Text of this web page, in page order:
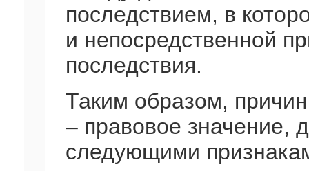
последствием, в
и непосредственной
последствия.
Таким образом,
– правовое значение,
следующими